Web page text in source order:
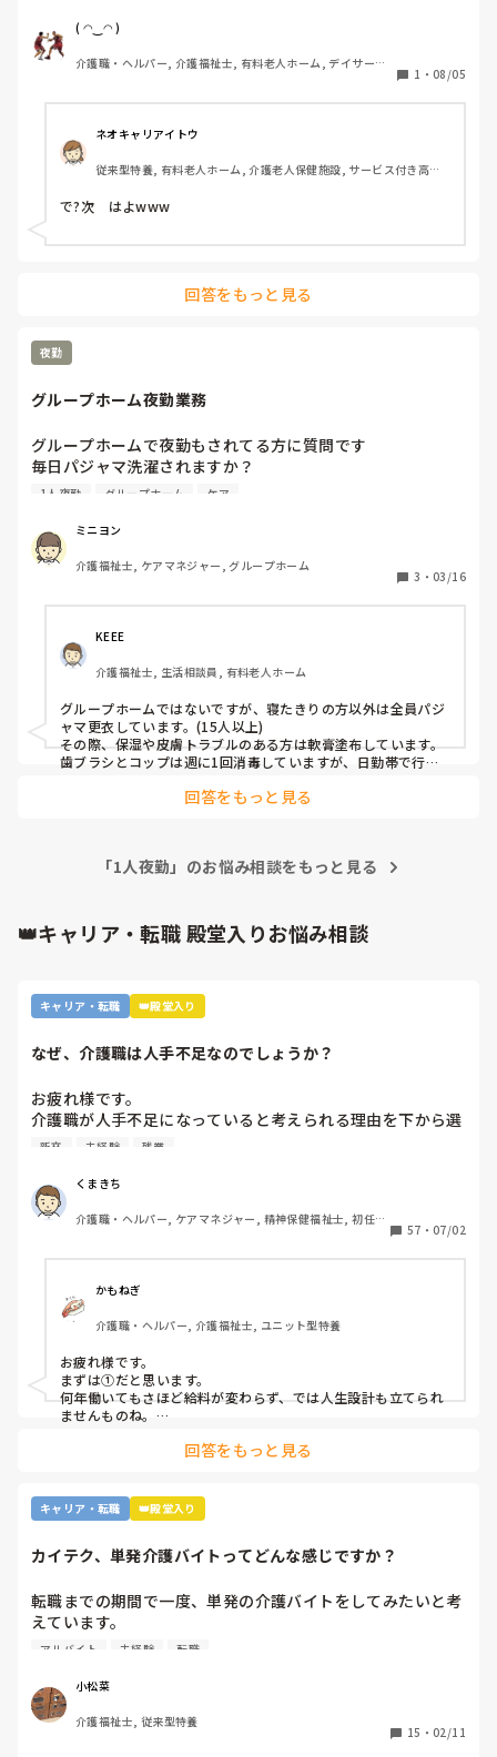
応とグループLINEに流した。
今までならサラッと流したけど、ここ最近の管理者の言動と
行動のおかしさ、夜勤専従含め非正規スタッフに対する対応
業務に必要な情報は正社員にだけ流し、非正規スタッフと夜
勤専従には何にも無し。
いろいろあって流石にカチンと来たので、
貴方の都合を優先したいのならご自分で服薬介助して、
離床された方が都合の良いですよね⁇
朝方本当に余裕ないし、当日起床完了するまで何があるか分
からないのにψ(｀∇´)ψ
貴方の都合良く動きたいならご自分で対応して下さいとグル
過去にも管理者絡みで当日ショートステイとお泊まりデイの
利用者がバッティングして、1人夜勤で２５名見る事になっ
長文すみません｡ﾟ(ﾟ´Д｀ﾟ)ﾟ｡
( ◠‿◠ )
介護職・ヘルパー, 介護福祉士, 有料老人ホーム, デイサービ
1 ・ 08/05
ネオキャリアイトウ
従来型特養, 有料老人ホーム, 介護老人保健施設, サービス付き高齢
ア・通所リハ, 病院, 訪問介護, 無資格, ユニット型特養, 小規模多機
能型居宅介護, 訪問入浴
で?次　はよwww
回答をもっと見る
夜勤
グループホーム夜勤業務
グループホームで夜勤もされてる方に質問です
毎日パジャマ洗濯されますか？
歯ブラシとコップ類毎日消毒しますか？
か？
他にもありますが、夜勤の業務が多すぎると感じています。
1人夜勤の中、業務を増やしてまでやることなのか…？？
1人夜勤 グループホーム ケア
ミニヨン
介護福祉士, ケアマネジャー, グループホーム
3 ・ 03/16
KEEE
介護福祉士, 生活相談員, 有料老人ホーム
グループホームではないですが、寝たきりの方以外は全員パジ
ャマ更衣しています。(15人以上)
その際、保湿や皮膚トラブルのある方は軟膏塗布しています。
歯ブラシとコップは週に1回消毒していますが、日勤帯で行っ
私の施設では夜勤明けに全員のバイタル測定をしないといけな
す。軟膏も出来れば看護のいる日勤帯に塗布してもらえると助
回答をもっと見る
「1人夜勤」のお悩み相談をもっと見る
👑キャリア・転職 殿堂入りお悩み相談
キャリア・転職 👑殿堂入り
なぜ、介護職は人手不足なのでしょうか？
お疲れ様です。
介護職が人手不足になっていると考えられる理由を下から選
んで下さい
②利用者に叩かれるなど危険があるから。
③他業種に転職できるスキルがつかなさそうだから。
④職場の立地が悪いところが多いから。
⑥施設を作りすぎているから。
⑦時間外労働が多いから。
⑧介護の業界人が綺麗事しか言わないから。
⑨人がいないのに新卒を優遇するから。
⑩未経験可の求人しかないから。
11マネジメント層がまともでないから。
12その他
新卒 未経験 残業
くまきち
介護職・ヘルパー, ケアマネジャー, 精神保健福祉士, 初任者
57 ・ 07/02
かもねぎ
介護職・ヘルパー, 介護福祉士, ユニット型特養
お疲れ様です。
まずは①だと思います。
何年働いてもさほど給料が変わらず、では人生設計も立てられ
ませんものね。
回答をもっと見る
キャリア・転職 👑殿堂入り
カイテク、単発介護バイトってどんな感じですか？
転職までの期間で一度、単発の介護バイトをしてみたいと考
えています。
ですが単発バイトを求めてるってことはそれなりに忙しい施
かなか踏み出せずにいます。
もし経験ある方いらっしゃいましたら、どんな感じだったか
アルバイト 未経験 転職
小松菜
介護福祉士, 従来型特養
15 ・ 02/11